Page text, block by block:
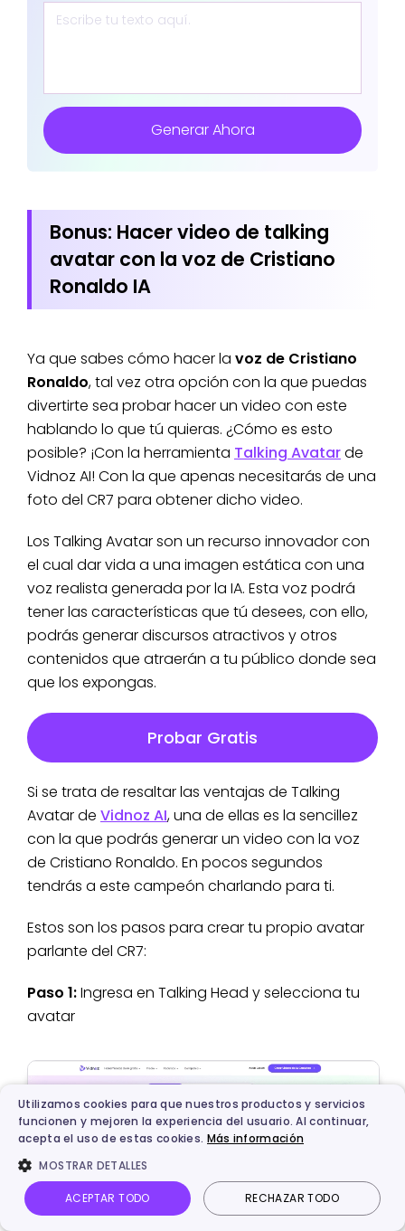
Generar Ahora
Bonus: Hacer video de talking
avatar con la voz de Cristiano
Ronaldo IA
Ya que sabes cómo hacer la voz de Cristiano
Ronaldo, tal vez otra opción con la que puedas
divertirte sea probar hacer un video con este
hablando lo que tú quieras. ¿Cómo es esto
posible? ¡Con la herramienta Talking Avatarde
Vidnoz AI! Con la que apenas necesitarás de una
foto del CR7 para obtener dicho video.
Los Talking Avatar son un recurso innovador con
el cual dar vida a una imagen estática con una
voz realista generada por la IA. Esta voz podrá
tener las características que tú desees, con ello,
podrás generar discursos atractivos y otros
contenidos que atraerán a tu público donde sea
que los expongas.
Probar Gratis
Si se trata de resaltar las ventajas de Talking
Avatar de Vidnoz AI, una de ellas es la sencillez
con la que podrás generar un video con la voz
de Cristiano Ronaldo. En pocos segundos
tendrás a este campeón charlando para ti.
Estos son los pasos para crear tu propio avatar
parlante del CR7:
Paso 1:Ingresa en Talking Head y selecciona tu
avatar
Utilizamos cookies para que nuestros productos y servicios
funcionen y mejoren la experiencia del usuario. Al continuar,
acepta el uso de estas cookies. Más información
MOSTRAR DETALLES
ACEPTAR TODO RECHAZAR TODO